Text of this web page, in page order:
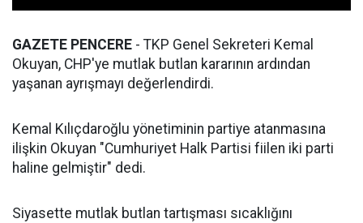
GAZETE PENCERE - TKP Genel Sekreteri Kemal
Okuyan, CHP'ye mutlak butlan kararının ardından
yaşanan ayrışmayı değerlendirdi.
Kemal Kılıçdaroğlu yönetiminin partiye atanmasına
ilişkin Okuyan "Cumhuriyet Halk Partisi fiilen iki parti
haline gelmiştir" dedi.
Siyasette mutlak butlan tartışması sıcaklığını